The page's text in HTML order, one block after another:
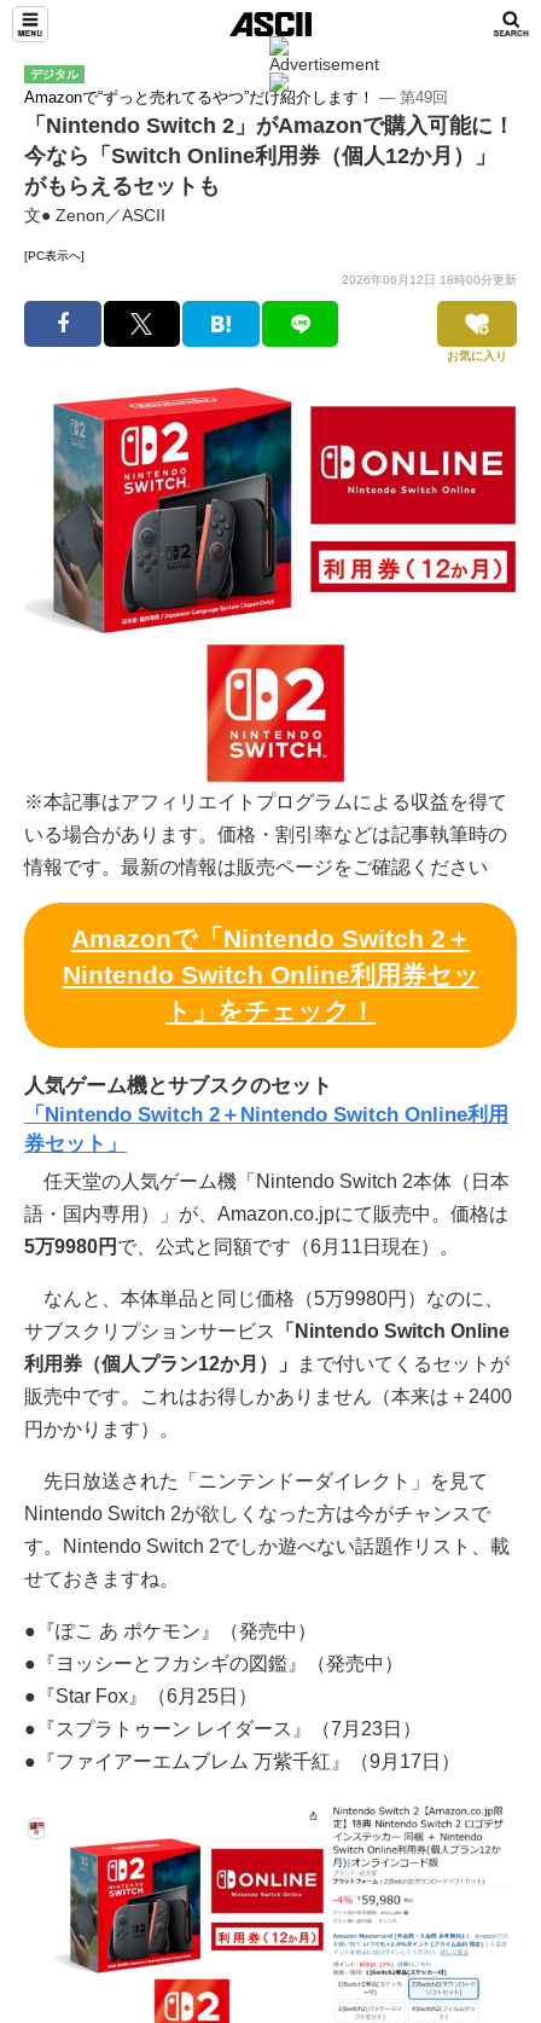
デジタル
Amazonで“ずっと売れてるやつ”だけ紹介します！ ― 第49回
「Nintendo Switch 2」がAmazonで購入可能に！
今なら「Switch Online利用券（個人12か月）」
がもらえるセットも
文● Zenon／ASCII
[PC表示へ]
2026年06月12日 18時00分更新
お気に入り
※本記事はアフィリエイトプログラムによる収益を得て
いる場合があります。価格・割引率などは記事執筆時の
情報です。最新の情報は販売ページをご確認ください
Amazonで「Nintendo Switch 2＋
Nintendo Switch Online利用券セッ
ト」をチェック！
人気ゲーム機とサブスクのセット
「Nintendo Switch 2＋Nintendo Switch Online利用
券セット」
任天堂の人気ゲーム機「Nintendo Switch 2本体（日本
語・国内専用）」が、Amazon.co.jpにて販売中。価格は
5万9980円 で、公式と同額です（6月11日現在）。
なんと、本体単品と同じ価格（5万9980円）なのに、
サブスクリプションサービス
「Nintendo Switch Online
利用券（個人プラン12か月）」
まで付いてくるセットが
販売中です。これはお得しかありません（本来は＋2400
円かかります）。
先日放送された「ニンテンドーダイレクト」を見て
Nintendo Switch 2が欲しくなった方は今がチャンスで
す。Nintendo Switch 2でしか遊べない話題作リスト、載
せておきますね。
●『ぽこ あ ポケモン』（発売中）
●『ヨッシーとフカシギの図鑑』（発売中）
●『Star Fox』（6月25日）
●『スプラトゥーン レイダース』（7月23日）
●『ファイアーエムブレム 万紫千紅』（9月17日）